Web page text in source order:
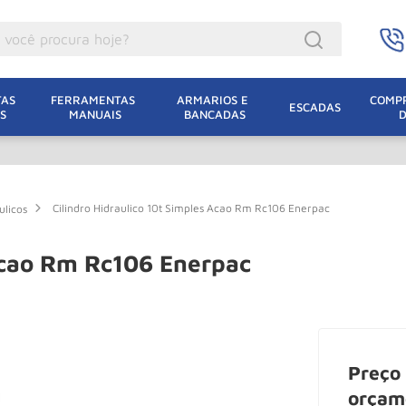
FERRAMENTAS
MANUAIS
ARMARIOS E
BANCADAS
ESCADAS
Cilindro Hidraulico 10t Simples Acao Rm Rc106 Enerpac
Rm Rc106 Enerpac